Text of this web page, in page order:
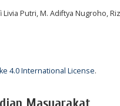
Putri, M. Adiftya Nugroho,
4.0 International License.